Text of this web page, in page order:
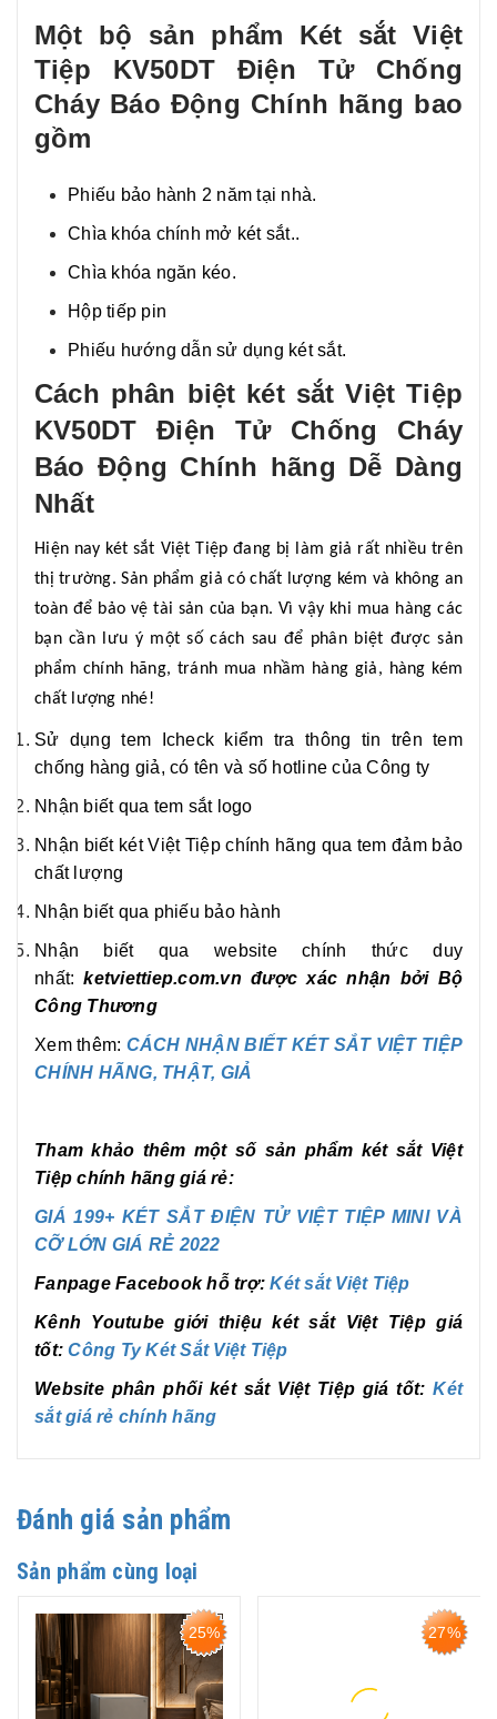
Một bộ sản phẩm Két sắt Việt
Tiệp KV50DT Điện Tử Chống
Cháy Báo Động Chính hãng bao
gồm
Phiếu bảo hành 2 năm tại nhà.
Chìa khóa chính mở két sắt..
Chìa khóa ngăn kéo.
Hộp tiếp pin
Phiếu hướng dẫn sử dụng két sắt.
Cách phân biệt két sắt Việt Tiệp
KV50DT Điện Tử Chống Cháy
Báo Động Chính hãng Dễ Dàng
Nhất
Hiện nay két sắt Việt Tiệp đang bị làm giả rất nhiều trên
thị trường. Sản phẩm giả có chất lượng kém và không an
toàn để bảo vệ tài sản của bạn. Vì vậy khi mua hàng các
bạn cần lưu ý một số cách sau để phân biệt được sản
phẩm chính hãng, tránh mua nhầm hàng giả, hàng kém
chất lượng nhé!
Sử dụng tem Icheck kiểm tra thông tin trên tem
chống hàng giả, có tên và số hotline của Công ty
Nhận biết qua tem sắt logo
Nhận biết két Việt Tiệp chính hãng qua tem đảm bảo
chất lượng
Nhận biết qua phiếu bảo hành
Nhận biết qua website chính thức duy
nhất:ketviettiep.com.vn được xác nhận bởi Bộ
Công Thương
Xem thêm: CÁCH NHẬN BIẾT KÉT SẮT VIỆT TIỆP
CHÍNH HÃNG, THẬT, GIẢ
Tham khảo thêm một số sản phẩm két sắt Việt
Tiệp chính hãng giá rẻ:
GIÁ 199+ KÉT SẮT ĐIỆN TỬ VIỆT TIỆP MINI VÀ
CỠ LỚN GIÁ RẺ 2022
Fanpage Facebook hỗ trợ:Két sắt Việt Tiệp
Kênh Youtube giới thiệu két sắt Việt Tiệp giá
tốt:Công Ty Két Sắt Việt Tiệp
Website phân phối két sắt Việt Tiệp giá tốt:Két
sắt giá rẻ chính hãng
Đánh giá sản phẩm
Sản phẩm cùng loại
25% 27%